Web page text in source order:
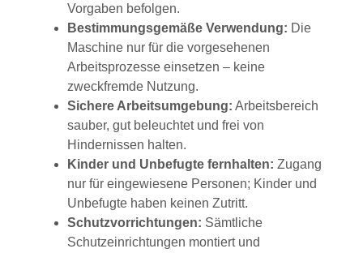
Vorgaben befolgen.
Bestimmungsgemäße Verwendung: Die
Maschine nur für die vorgesehenen
Arbeitsprozesse einsetzen – keine
zweckfremde Nutzung.
Sichere Arbeitsumgebung: Arbeitsbereich
sauber, gut beleuchtet und frei von
Hindernissen halten.
Kinder und Unbefugte fernhalten: Zugang
nur für eingewiesene Personen; Kinder und
Unbefugte haben keinen Zutritt.
Schutzvorrichtungen: Sämtliche
Schutzeinrichtungen montiert und